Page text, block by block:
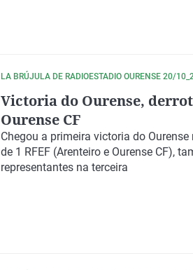
LA BRÚJULA DE RADIOESTADIO OURENSE 20/
Victoria do Ourense,
Ourense CF
Chegou a primeira victoria do
de 1 RFEF (Arenteiro e Ourense CF),
representantes na terceira